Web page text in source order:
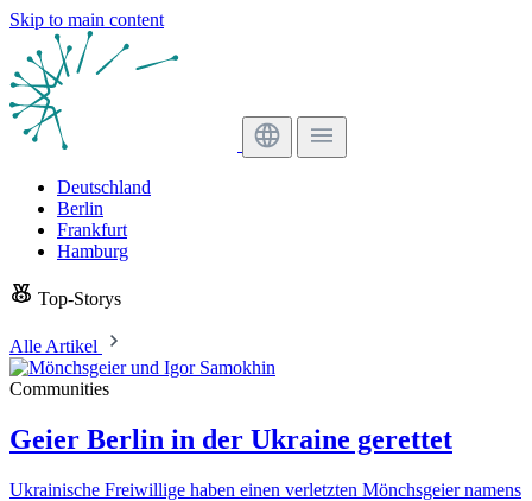
Skip to main content
Deutschland
Berlin
Frankfurt
Hamburg
Top-Storys
Alle Artikel
Communities
Geier Berlin in der Ukraine gerettet
Ukrainische Freiwillige haben einen verletzten Mönchsgeier namens